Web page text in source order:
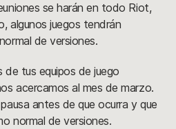
se harán en todo Riot,
algunos juegos tendrán
de versiones.
tus equipos de juego
acercamos al mes de marzo.
antes de que ocurra y que
normal de versiones.